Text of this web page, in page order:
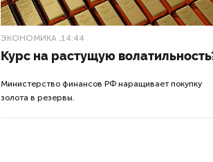
ЭКОНОМИКА ,14:44
Курс на растущую
Министерство финансов РФ наращивает покупку
золота в резервы.